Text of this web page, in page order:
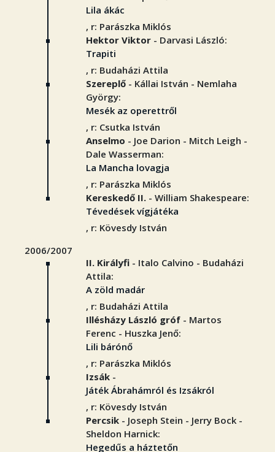
Lila ákác
, r: Parászka Miklós
Hektor Viktor - Darvasi László:
Trapiti
, r: Budaházi Attila
Szereplő - Kállai István - Nemlaha
György:
Mesék az operettről
, r: Csutka István
Anselmo - Joe Darion - Mitch Leigh -
Dale Wasserman:
La Mancha lovagja
, r: Parászka Miklós
Kereskedő II. - William Shakespeare:
Tévedések vígjátéka
, r: Kövesdy István
2006/2007
II. Királyfi - Italo Calvino - Budaházi
Attila:
A zöld madár
, r: Budaházi Attila
Illésházy László gróf - Martos
Ferenc - Huszka Jenő:
Lili bárónő
, r: Parászka Miklós
Izsák -
Játék Ábrahámról és Izsákról
, r: Kövesdy István
Percsik - Joseph Stein - Jerry Bock -
Sheldon Harnick:
Hegedűs a háztetőn